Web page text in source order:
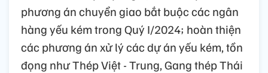
phương án chuyển giao bắt buộc các ngân
hàng yếu kém trong Quý I/2024; hoàn thiện
các phương án xử lý các dự án yếu kém, tồn
đọng như Thép Việt - Trung, Gang thép Thái